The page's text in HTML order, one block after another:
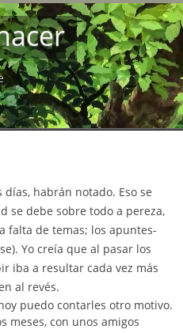
habrán notado. Eso se
se debe sobre todo a pereza,
falta de temas; los apuntes-
Yo creía que al pasar los
iba a resultar cada vez más
al revés.
puedo contarles otro motivo.
meses, con unos amigos